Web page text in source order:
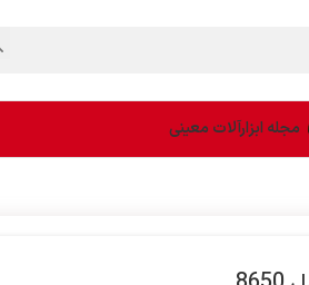
مجله ابزارآلات معینی